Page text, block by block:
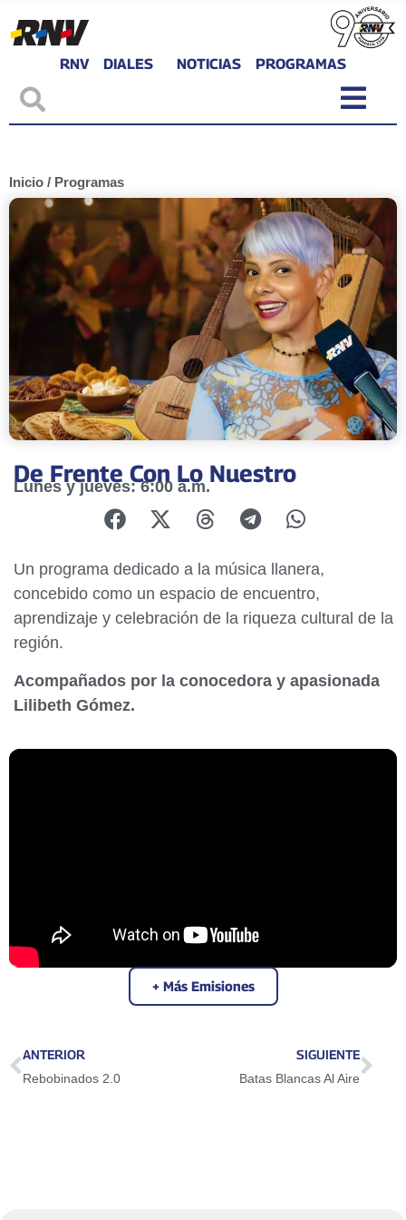
RNV DIALES NOTICIAS PROGRAMAS
Inicio / Programas
De Frente Con Lo Nuestro
Lunes y jueves: 6:00 a.m.
Un programa dedicado a la música llanera,
concebido como un espacio de encuentro,
aprendizaje y celebración de la riqueza cultural de la
región.
Acompañados por la conocedora y apasionada
Lilibeth Gómez.
+ Más Emisiones
ANTERIOR
Rebobinados 2.0
SIGUIENTE
Batas Blancas Al Aire